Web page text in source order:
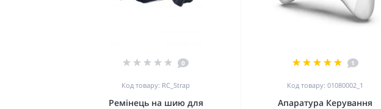
0
Код товару: RC_Strap
Ремінець на шию для
1
Код товару: 01080002_1
Апаратура Керування